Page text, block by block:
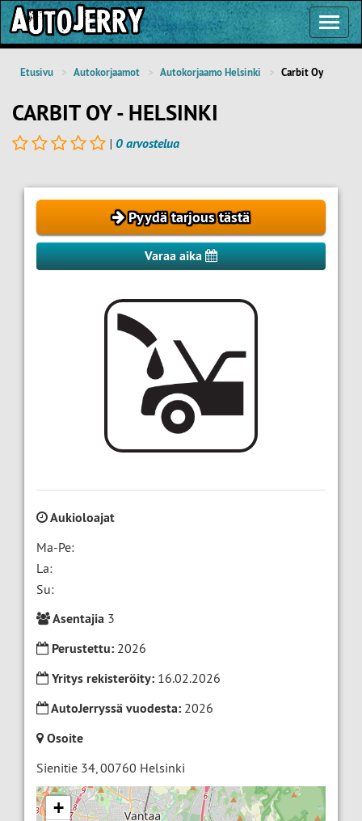
Etusivu Autokorjaamot Autokorjaamo Helsinki Carbit Oy
CARBIT OY - HELSINKI
| 0 arvostelua
Pyydä tarjous tästä
Varaa aika
Aukioloajat
Ma-Pe:
La:
Su:
Asentajia 3
Perustettu: 2026
Yritys rekisteröity: 16.02.2026
AutoJerryssä vuodesta: 2026
Osoite
Sienitie 34,00760 Helsinki
+